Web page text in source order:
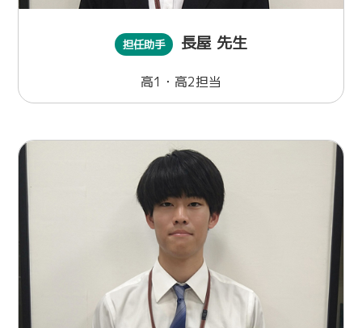
担任助手 長屋 先生
高1・高2担当